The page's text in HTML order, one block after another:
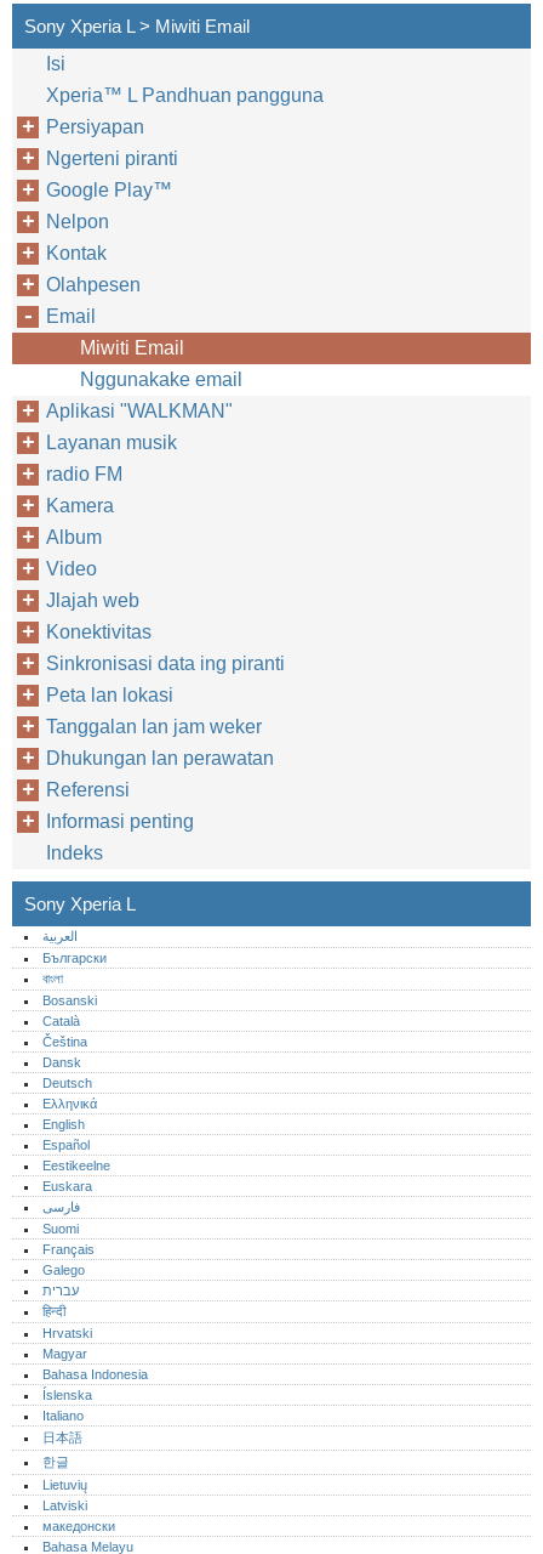
Sony Xperia L > Miwiti Email
Isi
Xperia™‎ L Pandhuan pangguna
Persiyapan
Ngerteni piranti
Google Play™‎
Nelpon
Kontak
Olahpesen
Email
Miwiti Email
Nggunakake email
Aplikasi "WALKMAN"
Layanan musik
radio FM
Kamera
Album
Video
Jlajah web
Konektivitas
Sinkronisasi data ing piranti
Peta lan lokasi
Tanggalan lan jam weker
Dhukungan lan perawatan
Referensi
Informasi penting
Indeks
Sony Xperia L
العربية
Български
বাংলা
Bosanski
Català
Čeština
Dansk
Deutsch
Ελληνικά
English
Español
Eestikeelne
Euskara
فارسی
Suomi
Français
Galego
עברית
हिन्दी
Hrvatski
Magyar
Bahasa Indonesia
Íslenska
Italiano
日本語
한글
Lietuvių
Latviski
македонски
Bahasa Melayu